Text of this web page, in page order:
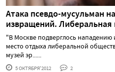
Атака псевдо-мусульман
извращений. Либеральная
"В Москве подверглось
место отдыха либеральной
музей эр......
5 ОКТЯБРЯ'2012 2